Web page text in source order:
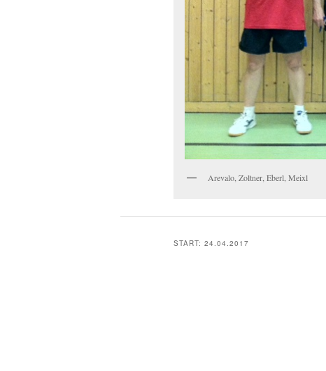
Arevalo, Zoltner, Eberl, Meixl
START: 24.04.2017